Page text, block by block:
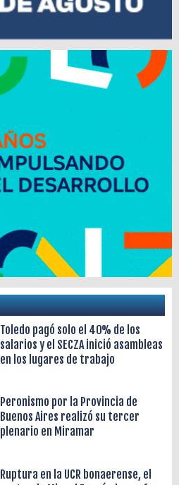
Toledo pagó solo el 40% de los
salarios y el SECZA inició asambleas
en los lugares de trabajo
Peronismo por la Provincia de
Buenos Aires realizó su tercer
plenario en Miramar
Ruptura en la UCR bonaerense, el